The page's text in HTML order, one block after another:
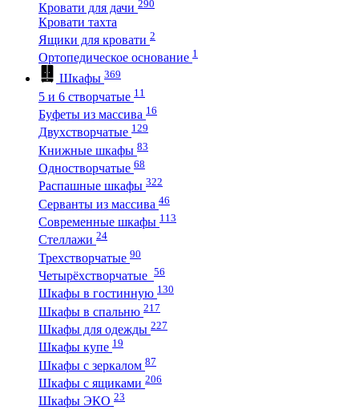
Кровати для дачи 290
Кровати тахта
Ящики для кровати 2
Ортопедическое основание 1
Шкафы 369
5 и 6 створчатые 11
Буфеты из массива 16
Двухстворчатые 129
Книжные шкафы 83
Одностворчатые 68
Распашные шкафы 322
Серванты из массива 46
Современные шкафы 113
Стеллажи 24
Трехстворчатые 90
Четырёхстворчатые 56
Шкафы в гостинную 130
Шкафы в спальню 217
Шкафы для одежды 227
Шкафы купе 19
Шкафы с зеркалом 87
Шкафы с ящиками 206
Шкафы ЭКО 23